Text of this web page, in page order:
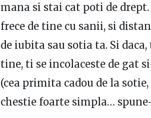
mana si stai cat poti de drept.
frece de tine cu sanii, si
de iubita sau sotia ta. Si
tine, ti se incolaceste de gat
(cea primita cadou de la
chestie foarte simpla…